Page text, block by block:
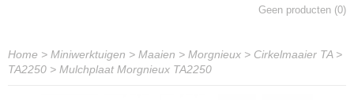
Geen producten (0)
Home > Miniwerktuigen > Maaien > Morgnieux > Cirkelmaaier TA>
TA2250 > Mulchplaat Morgnieux TA2250